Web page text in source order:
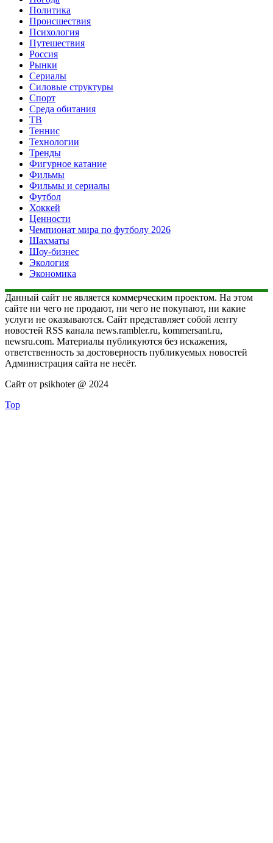
Политика
Происшествия
Психология
Путешествия
Россия
Рынки
Сериалы
Силовые структуры
Спорт
Среда обитания
ТВ
Теннис
Технологии
Тренды
Фигурное катание
Фильмы
Фильмы и сериалы
Футбол
Хоккей
Ценности
Чемпионат мира по футболу 2026
Шахматы
Шоу-бизнес
Экология
Экономика
Данный сайт не является коммерческим проектом. На этом
сайте ни чего не продают, ни чего не покупают, ни какие
услуги не оказываются. Сайт представляет собой ленту
новостей RSS канала news.rambler.ru, kommersant.ru,
newsru.com. Материалы публикуются без искажения,
ответственность за достоверность публикуемых новостей
Администрация сайта не несёт.
Сайт от psikhoter @ 2024
Top